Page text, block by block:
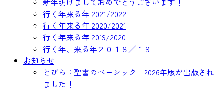
行く年来る年 2021/2022
行く年来る年 2020/2021
行く年来る年 2019/2020
行く年、来る年２０１８／１９
お知らせ
とびら：聖書のベーシック 2026年版が出版され
ました！